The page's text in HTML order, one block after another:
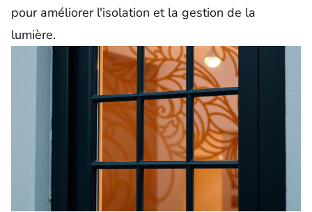
pour améliorer l'isolation et la gestion de la
lumière.